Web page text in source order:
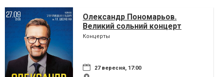
Олександр Пономарьов.
Великий сольний концерт
Концерты
27 вересня, 17:00